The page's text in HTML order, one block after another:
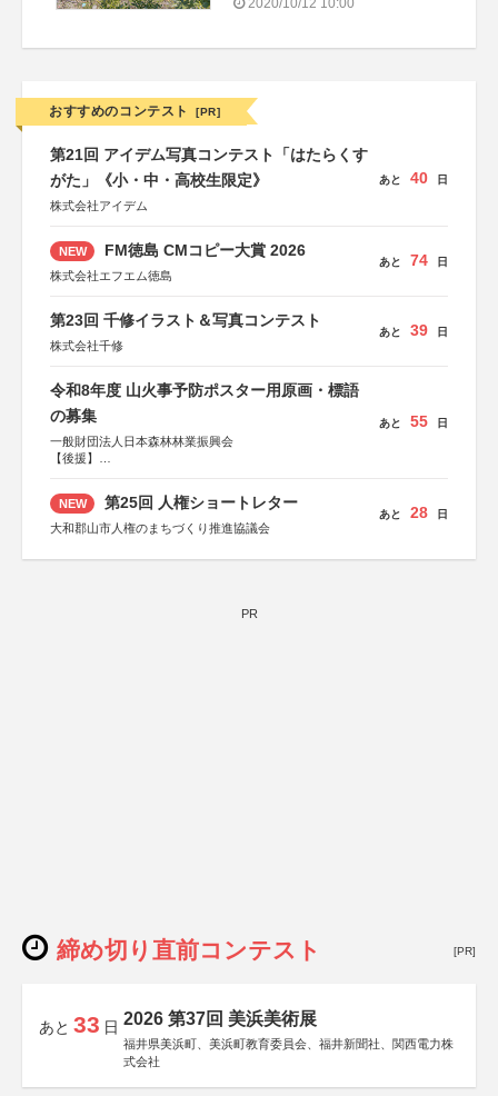
2020/10/12 10:00
おすすめのコンテスト [PR]
第21回 アイデム写真コンテスト「はたらくす
がた」《小・中・高校生限定》
株式会社アイデム
あと 40 日
NEW FM徳島 CMコピー大賞 2026
株式会社エフエム徳島
あと 74 日
第23回 千修イラスト＆写真コンテスト
株式会社千修
あと 39 日
令和8年度 山火事予防ポスター用原画・標語
の募集
一般財団法人日本森林林業振興会
【後援】
会、森林火災対策協会
あと 55 日
NEW 第25回 人権ショートレター
大和郡山市人権のまちづくり推進協議会
あと 28 日
PR
締め切り直前コンテスト [PR]
あと 33 日 2026 第37回 美浜美術展
福井県美浜町、美浜町教育委員会、福井新聞社、関西電力株
式会社